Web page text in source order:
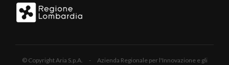
© Copyright Aria S.p.A. - Azienda Regionale per l'Innovazione e gli